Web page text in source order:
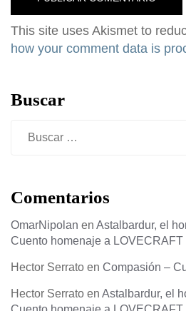
This site uses Akismet to
how your comment data is
Buscar
Comentarios
OmarNipolan en Astalbardur, el
Cuento homenaje a LOVECRAFT
Hector Serrato en Compasión –
Hector Serrato en Astalbardur, el